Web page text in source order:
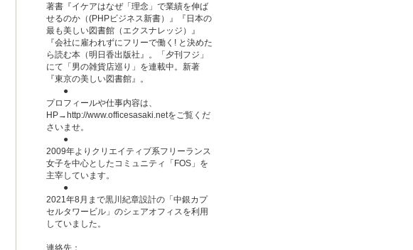
著書『イケアはなぜ「理念」で業績を伸​ば
せるのか（(PHPビジネス新書）』『日本の
最も美しい図書館（エクスナレッジ）』
『会社に雇われずにフリーで働く! と決めた
ら読む本（明日香出版社』。「夕刊フジ」
にて「男の雑貨店巡り」を連載中。新著
『東京の美しい図書館』。
●
プロフィールや仕事内容は、
HP→ http://www.officesasaki.netをご覧くだ
さいませ。
●
2009年よりクリエイティブ系フリーランス
女子を中心としたコミュニティ「FOS」を
主宰しています。
●
2021年8月まで黒川紀章設計の「中銀カプ
セルタワービル」のシェアオフィスを利用
していました。
連絡先：